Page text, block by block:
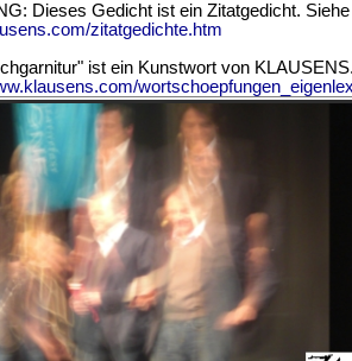
Dieses Gedicht ist ein Zitatgedicht.
zitatgedichte.htm
ist ein Kunstwort von